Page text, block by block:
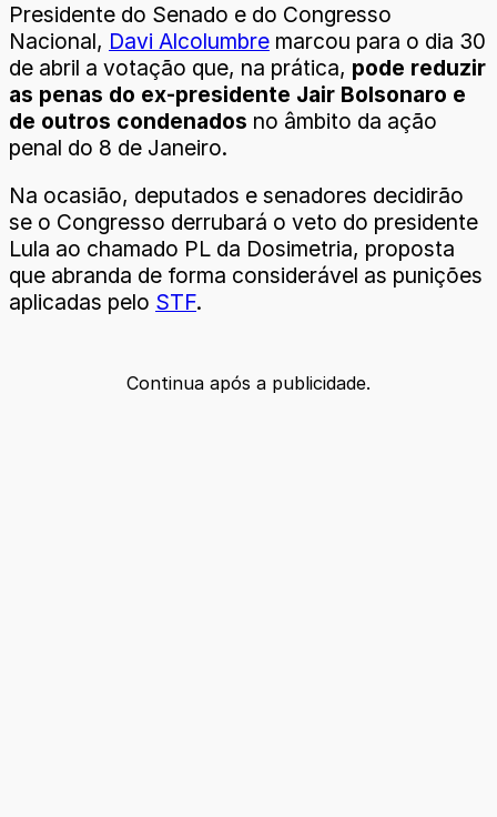
Presidente do Senado e do Congresso
Nacional, Davi Alcolumbre marcou para o dia 30
de abril a votação que, na prática, pode reduzir
as penas do ex-presidente Jair Bolsonaro e
de outros condenados no âmbito da ação
penal do 8 de Janeiro.
Na ocasião, deputados e senadores decidirão
se o Congresso derrubará o veto do presidente
Lula ao chamado PL da Dosimetria, proposta
que abranda de forma considerável as punições
aplicadas pelo STF.
Continua após a publicidade.